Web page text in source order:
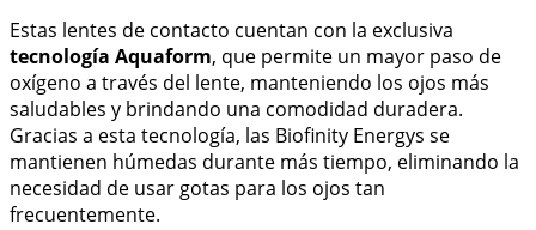
Estas lentes de contacto cuentan con la exclusiva
tecnología Aquaform, que permite un mayor paso de
oxígeno a través del lente, manteniendo los ojos más
saludables y brindando una comodidad duradera.
Gracias a esta tecnología, las Biofinity Energys se
mantienen húmedas durante más tiempo, eliminando la
necesidad de usar gotas para los ojos tan
frecuentemente.